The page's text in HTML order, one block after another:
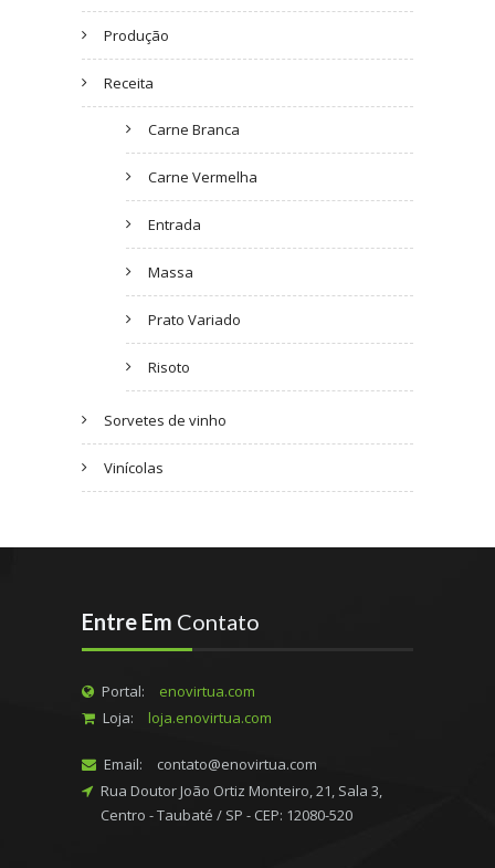
Produção
Receita
Carne Branca
Carne Vermelha
Entrada
Massa
Prato Variado
Risoto
Sorvetes de vinho
Vinícolas
Entre Em Contato
Portal:
enovirtua.com
Loja:
loja.enovirtua.com
Email:
contato@enovirtua.com
Rua Doutor João Ortiz Monteiro, 21, Sala 3,
Centro - Taubaté / SP - CEP: 12080-520